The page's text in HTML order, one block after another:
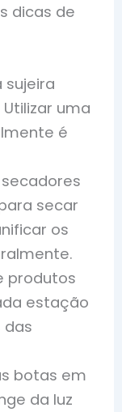
dicas de
sujeira
uma
é
secar
os
produtos
estação
das
botas em
da luz